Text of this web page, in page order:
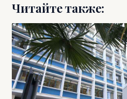
Читайте также: